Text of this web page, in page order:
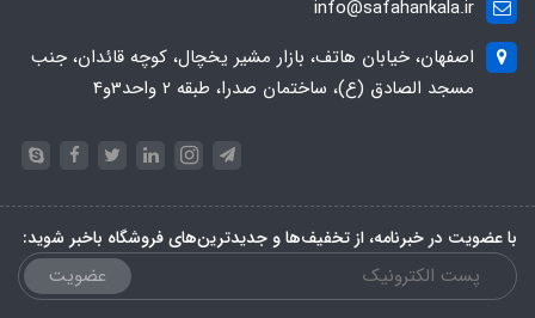
info@safahankala.ir
اصفهان، خیابان هاتف، بازار مشیر یخچال، کوچه قائدان، جنب
مسجد الصادق (ع)، ساختمان صدرا، طبقه 2 واحد3و4
با عضویت در خبرنامه، از تخفیف‌ها و جدیدترین‌های فروشگاه باخبر شوید:
عضویت